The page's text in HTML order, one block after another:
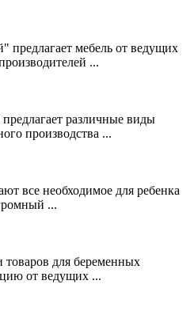
предлагает мебель от ведущих
...
различные виды
производства ...
все необходимое для ребенка
...
товаров для беременных
от ведущих ...